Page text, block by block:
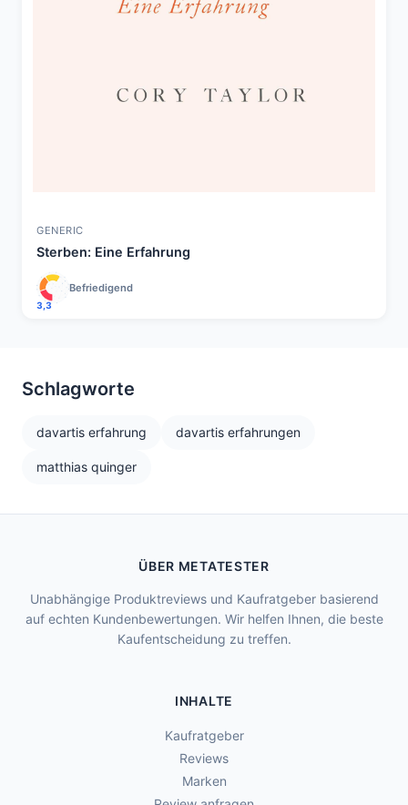
GENERIC
Sterben: Eine Erfahrung
3,3
Befriedigend
Schlagworte
davartis erfahrung davartis erfahrungen
matthias quinger
ÜBER METATESTER
Unabhängige Produktreviews und Kaufratgeber basierend
auf echten Kundenbewertungen. Wir helfen Ihnen, die beste
Kaufentscheidung zu treffen.
INHALTE
Kaufratgeber
Reviews
Marken